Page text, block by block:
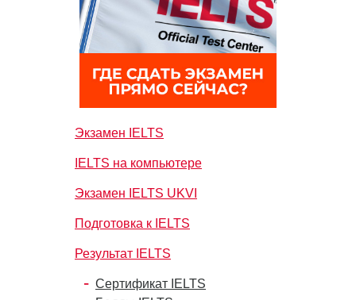
Экзамен IELTS
IELTS на компьютере
Экзамен IELTS UKVI
Подготовка к IELTS
Результат IELTS
Сертификат IELTS